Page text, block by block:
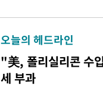
오늘의 헤드라인
"美, 폴리실리콘 수
세 부과